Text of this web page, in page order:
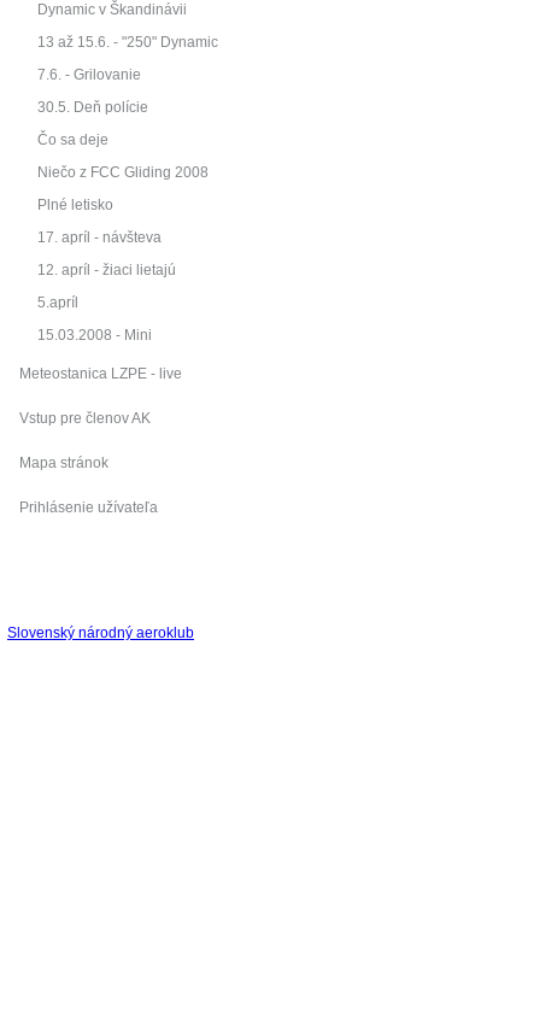
Dynamic v Škandinávii
13 až 15.6. - "250" Dynamic
7.6. - Grilovanie
30.5. Deň polície
Čo sa deje
Niečo z FCC Gliding 2008
Plné letisko
17. apríl - návšteva
12. apríl - žiaci lietajú
5.apríl
15.03.2008 - Mini
Meteostanica LZPE - live
Vstup pre členov AK
Mapa stránok
Prihlásenie užívateľa
Slovenský národný aeroklub